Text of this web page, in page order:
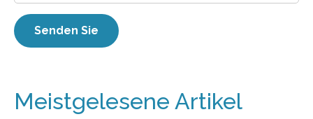
Meistgelesene Artikel